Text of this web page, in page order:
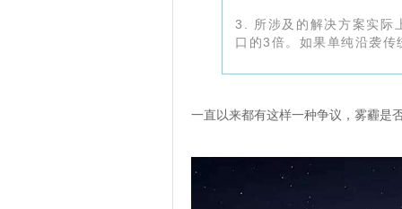
3. 所涉及的解决方案实际
口的3倍。如果单纯沿袭
一直以来都有这样一种争议，雾霾是